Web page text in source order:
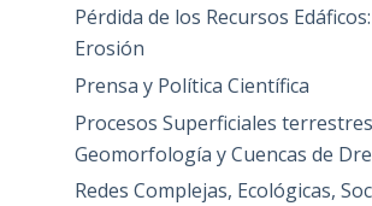
Pérdida de los Recursos
Erosión
Prensa y Política Científica
Procesos Superficiales
Geomorfología y Cuencas de
Redes Complejas, Ecológicas,